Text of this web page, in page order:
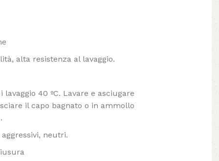
alta resistenza al lavaggio.
40 ºC. Lavare e asciugare
il capo bagnato o in ammollo
neutri.